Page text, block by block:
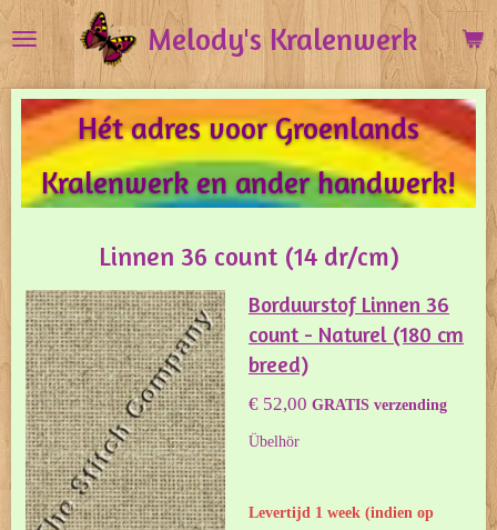
direct
naar
hoofdinhoud
Melody's Kralenwerk
Hét adres voor Groenlands
Kralenwerk en ander handwerk!
Linnen 36 count (14 dr/cm)
Borduurstof Linnen 36
count - Naturel (180 cm
breed)
€ 52,00 GRATIS verzending
Übelhör
Levertijd 1 week (indien op